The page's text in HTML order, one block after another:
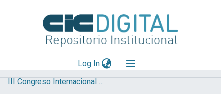
Log In(current)
Explorar
III Congreso Internacional de Ciencia y Tecnología